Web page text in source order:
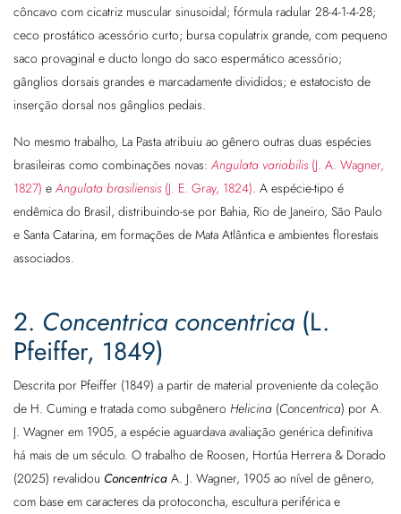
côncavo com cicatriz muscular sinusoidal; fórmula radular 28-4-1-4-28;
ceco prostático acessório curto; bursa copulatrix grande, com pequeno
saco provaginal e ducto longo do saco espermático acessório;
gânglios dorsais grandes e marcadamente divididos; e estatocisto de
inserção dorsal nos gânglios pedais.
No mesmo trabalho, La Pasta atribuiu ao gênero outras duas espécies
brasileiras como combinações novas: Angulata variabilis(J. A. Wagner,
1827) e Angulata brasiliensis(J. E. Gray, 1824). A espécie-tipo é
endêmica do Brasil, distribuindo-se por Bahia, Rio de Janeiro, São Paulo
e Santa Catarina, em formações de Mata Atlântica e ambientes florestais
associados.
2. Concentrica concentrica (L.
Pfeiffer, 1849)
Descrita por Pfeiffer (1849) a partir de material proveniente da coleção
de H. Cuming e tratada como subgênero Helicina (Concentrica) por A.
J. Wagner em 1905, a espécie aguardava avaliação genérica definitiva
há mais de um século. O trabalho de Roosen, Hortúa Herrera & Dorado
(2025) revalidou Concentrica A. J. Wagner, 1905 ao nível de gênero,
com base em caracteres da protoconcha, escultura periférica e